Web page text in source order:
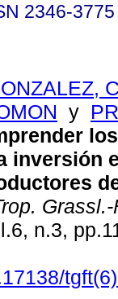
2346-3775
y
inversión
n.3,